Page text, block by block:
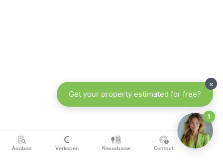
Aanbod Verkopen Nieuwbouw Contact